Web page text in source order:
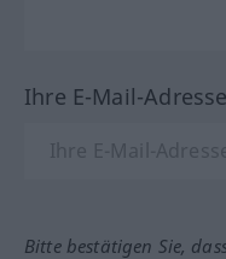
Ihre E-Mail-
Bitte bestätigen Sie,